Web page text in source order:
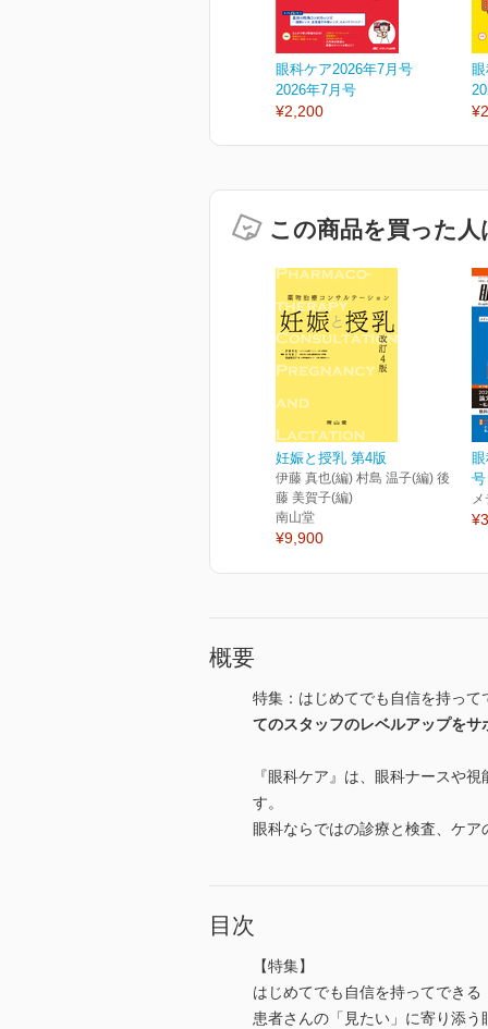
眼科ケア2026年7月号
2026年7月号
¥2,200
この商品を買った
妊娠と授乳 第4版
伊藤 真也(編) 村島 温子(編) 後
藤 美賀子(編)
南山堂
¥9,900
号
概要
特集：はじめてでも自信を持っ
てのスタッフのレベルアップをサ
『眼科ケア』は、眼科ナースや
す。
眼科ならではの診療と検査、ケ
目次
【特集】
はじめてでも自信を持ってできる
患者さんの「見たい」に寄り添う